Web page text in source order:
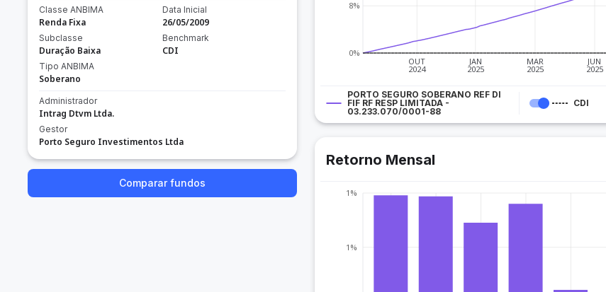
Classe ANBIMA
Renda Fixa
Subclasse
Duração Baixa
Tipo ANBIMA
Soberano
Data Inicial
26/05/2009
Benchmark
CDI
Administrador
Intrag Dtvm Ltda.
Gestor
Porto Seguro Investimentos Ltda
Comparar fundos
OUT
2024
JAN
2025
MAR
2025
JUN
2025
0%
8%
PORTO SEGURO SOBERANO REF DI
FIF RF RESP LIMITADA -
03.233.070/0001-88
CDI
Retorno Mensal
1%
1%